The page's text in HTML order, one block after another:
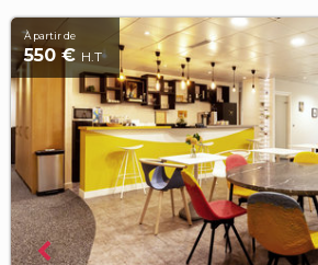
À partir de
550 € H.T